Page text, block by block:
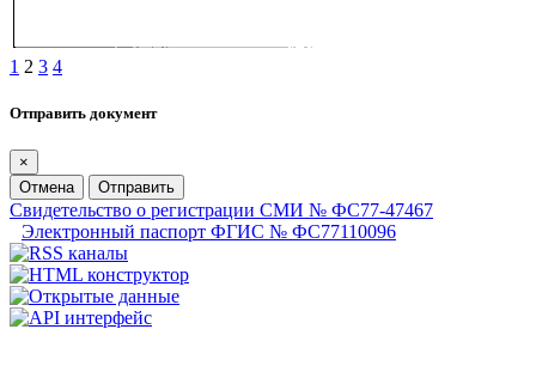
1 2 3 4
Отправить документ
×
Отмена
Отправить
Свидетельство о регистрации СМИ № ФС77-47467
Электронный паспорт ФГИС № ФС77110096